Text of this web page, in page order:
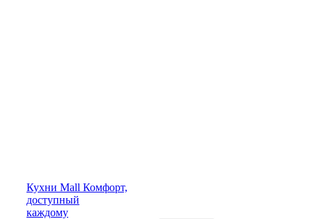
Кухни Mall Комфорт,
доступный
каждому